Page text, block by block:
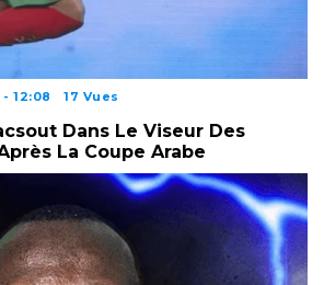
12:08 17 Vues
Dans Le Viseur Des
La Coupe Arabe